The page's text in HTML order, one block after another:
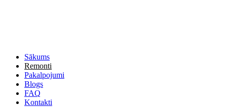
Sākums
Remonti
Pakalpojumi
Blogs
FAQ
Kontakti